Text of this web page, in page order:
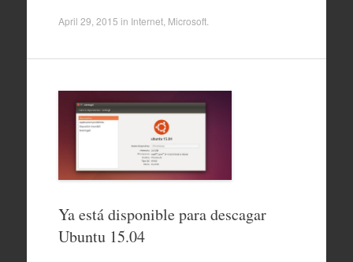
April 29, 2015 in Internet, Microsoft.
Ya está disponible para descagar
Ubuntu 15.04